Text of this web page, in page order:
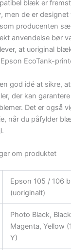
blæk er
men de er designet
producenten
anvendelse bør
at uoriginal
EcoTank-
god idé at sikre,
der kan
Det er også
når du påfylder
om produktet
Epson 105 / 106
(uoriginalt)
Photo Black,
Magenta, Yellow
Y)